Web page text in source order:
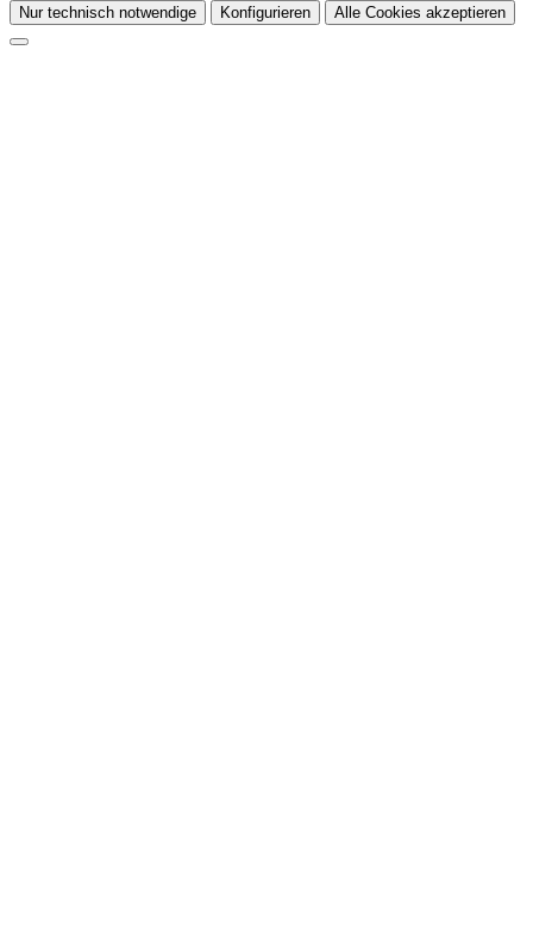
Nur technisch notwendige Konfigurieren Alle Cookies akzeptieren